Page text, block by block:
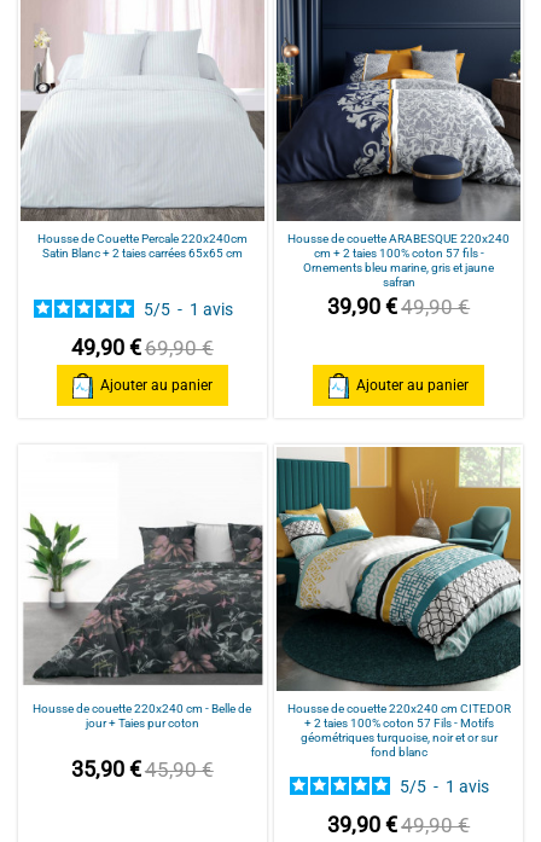
Housse de Couette Percale 220x240cm
Satin Blanc + 2 taies carrées 65x65 cm
5/5 - 1 avis
49,90 €69,90 €
Ajouter au panier
Housse de couette ARABESQUE 220x240
cm + 2 taies 100% coton 57 fils -
Ornements bleu marine, gris et jaune
safran
39,90 €49,90 €
Ajouter au panier
Housse de couette 220x240 cm - Belle de
jour + Taies pur coton
35,90 €45,90 €
Housse de couette 220x240 cm CITEDOR
+ 2 taies 100% coton 57 Fils - Motifs
géométriques turquoise, noir et or sur
fond blanc
5/5 - 1avis
39,90 €49,90 €